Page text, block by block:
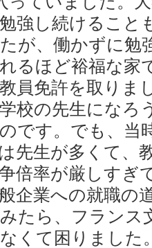
強し続けること
が、働かずに勉
るほど裕福な家
員免許を取りま
校の先生になろ
です。でも、当
先生が多くて、
倍率が厳しすぎ
企業への就職の
たら、フランス
くて困りました